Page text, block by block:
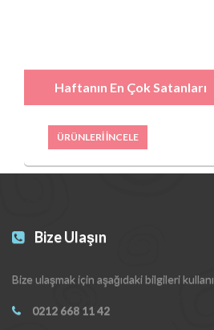
Haftanın En Çok Satanları
ÜRÜNLERİ İNCELE
Bize Ulaşın
Bize ulaşmak için aşağıdaki bilgileri
0212 668 11 42